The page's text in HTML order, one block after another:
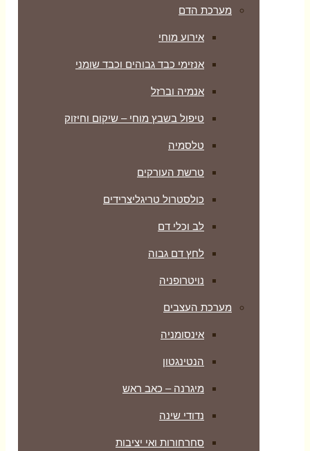
מערכת הדם
אירוע מוחי
אנזימי כבד גבוהים וכבד שומני
אנמיה וברזל
טיפול בשבץ מוחי – שיקום וחיזוק
טלסמיה
טרשת העורקים
כולסטרול טריגליצרידים
לב וכלי דם
לחץ דם גבוה
נויטרופניה
מערכת העצבים
אינסומניה
הנטינגטון
מיגרנה – כאב ראש
נדודי שינה
סחרחורות ואי יציבות